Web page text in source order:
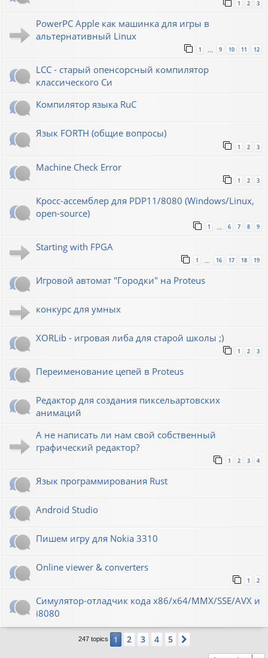
1 2 3
PowerPC Apple как машинка для игры в
альтернативный Linux
1 … 9 10 11 12
LCC - старый опенсорсный компилятор
классического Си
Компилятор языка RuC
Язык FORTH (общие вопросы)
1 2 3
Machine Check Error
1 2 3
Кросс-ассемблер для PDP11/8080 (Windows/Linux,
open-source)
1 6 7 8 9
Starting with FPGA
1 16 17 18 19
Игровой автомат "Городки" на Proteus
конкурс для умных
XORLib - игровая либа для старой школы ;)
1 2 3
Переименование цепей в Proteus
Редактор для создания пиксельартовских
анимаций
А не написать ли нам свой собственный
графический редактор?
1 2 3 4
Язык программирования Rust
Android Studio
Пишем игру для Nokia 3310
Online viewer & converters
1 2
Симулятор-отладчик кода x86/x64/MMX/SSE/AVX и
i8080
247 topics 1 2 3 4 5